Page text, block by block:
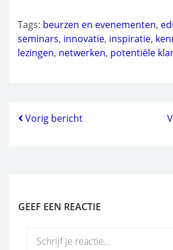
Tags: beurzen en evenementen,
seminars, innovatie, inspiratie,
lezingen, netwerken, potentiële
Vorig bericht
GEEF EEN REACTIE